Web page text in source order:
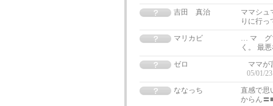
吉田 真治
ママシュ
りに行
マリカビ
… マ グ
く。 最
ゼロ
ママが
05/01/
ななっち
直感で思
からん〓